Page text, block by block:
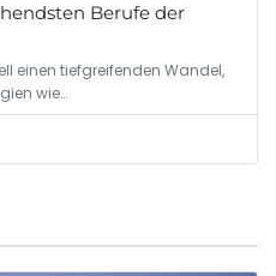
Berufe der
einen tiefgreifenden Wandel,
wie…